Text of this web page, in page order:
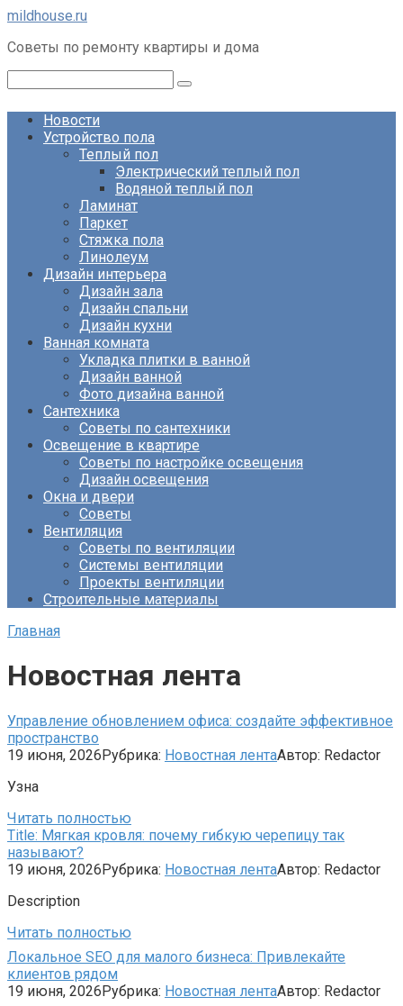
Перейти
контенту
mildhouse.ru
Советы по ремонту квартиры и дома
Новости
Устройство пола
Теплый пол
Электрический теплый пол
Водяной теплый пол
Ламинат
Паркет
Стяжка пола
Линолеум
Дизайн интерьера
Дизайн зала
Дизайн спальни
Дизайн кухни
Ванная комната
Укладка плитки в ванной
Дизайн ванной
Фото дизайна ванной
Сантехника
Советы по сантехники
Освещение в квартире
Советы по настройке освещения
Дизайн освещения
Окна и двери
Советы
Вентиляция
Советы по вентиляции
Системы вентиляции
Проекты вентиляции
Строительные материалы
Главная
Новостная лента
Управление обновлением офиса: создайте эффективное
пространство
19 июня, 2026Рубрика: Новостная лентаАвтор: Redactor
Узна
Читать полностью
Title: Мягкая кровля: почему гибкую черепицу так
называют?
19 июня, 2026Рубрика: Новостная лентаАвтор: Redactor
Description
Читать полностью
Локальное SEO для малого бизнеса: Привлекайте
клиентов рядом
19 июня, 2026Рубрика: Новостная лентаАвтор: Redactor